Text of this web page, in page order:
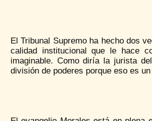
El Tribunal Supremo ha hecho dos
calidad institucional que le hace
imaginable. Como diría la jurista
división de poderes porque eso es